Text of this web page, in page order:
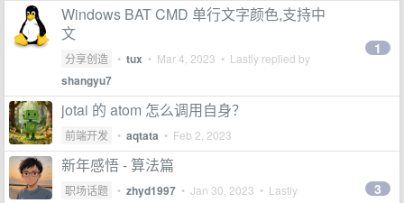
Windows BAT CMD 单行文字颜色,支持中
文
分享创造 • tux • Mar 4, 2023 • Lastly replied by
shangyu7
1
jotai 的 atom 怎么调用自身？
前端开发 • aqtata • Feb 2, 2023
新年感悟 - 算法篇
职场话题 • zhyd1997 • Jan 30, 2023 • Lastly
3